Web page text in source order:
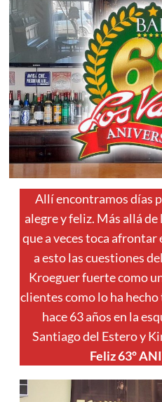
Allí encontramos días
alegre y feliz. Más allá
que a veces toca afrontar
a esto las cuestiones
Kroeguer fuerte como
clientes como lo ha
hace 63 años en la
Santiago del Estero y
Feliz 63º